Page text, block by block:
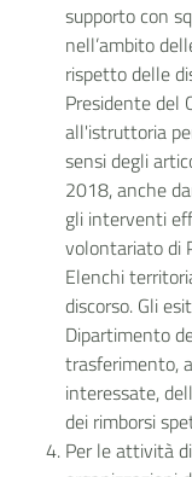
supporto con
nell’ambito
rispetto delle
Presidente del
all'istruttoria
sensi degli
2018, anche
gli interventi
volontariato di
Elenchi
discorso. Gli
Dipartimento
trasferimento,
interessate,
dei rimborsi
Per le attività